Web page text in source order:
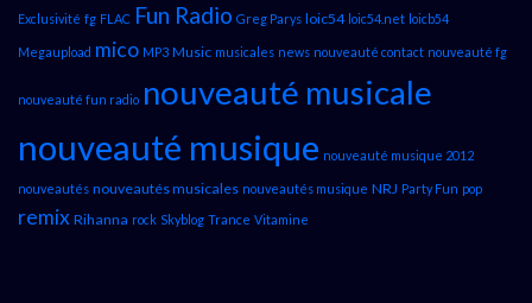
Exclusivité fg FLAC Fun Radio Greg Parys loic54 loic54.net loicb54
Megaupload mico MP3 Music musicales news nouveauté contact nouveauté fg
nouveauté fun radio nouveauté musicale
nouveauté musique nouveauté musique 2012
nouveautés nouveautés musicales nouveautés musique NRJ Party Fun pop
remix Rihanna rock Skyblog Trance Vitamine